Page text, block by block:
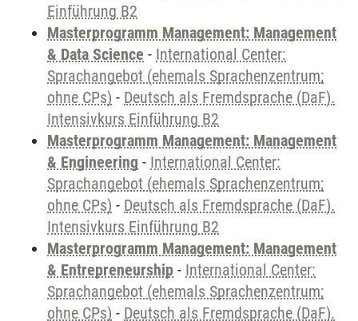
Einführung B2
Masterprogramm Management: Management
& Data Science - International Center:
Sprachangebot (ehemals Sprachenzentrum;
ohne CPs) - Deutsch als Fremdsprache (DaF).
Intensivkurs Einführung B2
Masterprogramm Management: Management
& Engineering - International Center:
Sprachangebot (ehemals Sprachenzentrum;
ohne CPs) - Deutsch als Fremdsprache (DaF).
Intensivkurs Einführung B2
Masterprogramm Management: Management
& Entrepreneurship - International Center:
Sprachangebot (ehemals Sprachenzentrum;
ohne CPs) - Deutsch als Fremdsprache (DaF).